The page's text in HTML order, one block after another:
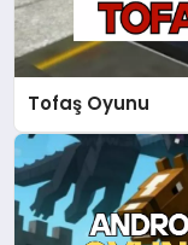
Tofaş Oyunu